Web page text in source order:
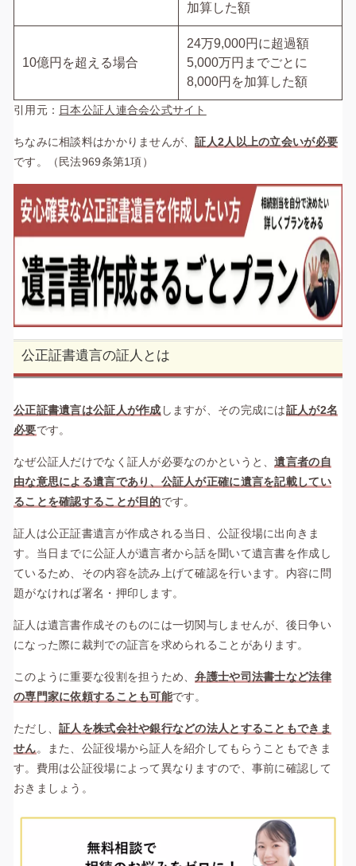
加算した額
10億円を超える場合
24万9,000円に超過額
5,000万円までごとに
8,000円を加算した額
引用元： 日本公証人連合会公式サイト
ちなみに相談料はかかりませんが、証人2人以上の立会いが必要
です。（民法969条第1項）
公正証書遺言の証人とは
公正証書遺言は公証人が作成 しますが、その完成には証人が2名
必要です。
なぜ公証人だけでなく証人が必要なのかというと、遺言者の自
由な意思による遺言であり、公証人が正確に遺言を記載してい
ることを確認することが目的です。
証人は公正証書遺言が作成される当日、公証役場に出向きま
す。当日までに公証人が遺言者から話を聞いて遺言書を作成し
ているため、その内容を読み上げて確認を行います。内容に問
題がなければ署名・押印します。
証人は遺言書作成そのものには一切関与しませんが、後日争い
になった際に裁判での証言を求められることがあります。
このように重要な役割を担うため、弁護士や司法書士など法律
の専門家に依頼することも可能です。
ただし、証人を株式会社や銀行などの法人とすることもできま
せん。また、公証役場から証人を紹介してもらうこともできま
す。費用は公証役場によって異なりますので、事前に確認して
おきましょう。